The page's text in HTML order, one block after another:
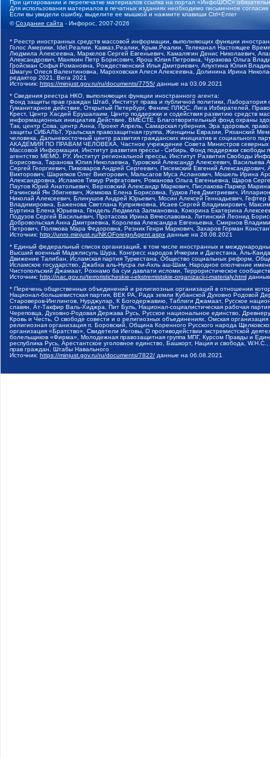
При цитировании и перепечатке материалов ссылка на портал «ИнфоШОС»
Для использования материалов в печатных изданиях необходимо письменное
Если вы увидели ошибку, выделите ее мышкой и нажмите клавиши Ctrl+Enter
©Создание сайта - Инфорос, 2007-2026
* Реестр иностранных средств массовой информации, выполняющих функции
Голос Америки, Idel.Реалии, Кавказ.Реалии, Крым.Реалии, Телеканал Настоящее
Людмила Алексеевна, Маркелов Сергей Евгеньевич, Камалягин Денис Николаевич,
Александрович, Маняхин Петр Борисович, Ярош Юлия Петровна, Чуракова Ольга
Гройсман Софья Романовна, Рождественский Илья Дмитриевич, Апухтина Юлия
Шмагун Олеся Валентиновна, Мароховская Алеся Алексеевна, Долинина Ирина
редактор 2021, Вега 2021
Источник: https://minjust.gov.ru/ru/documents/7755/ данные на 03.09.2021
* Сведения реестра НКО, выполняющих функции иностранного агента:
Фонд защиты прав граждан Штаб, Институт права и публичной политики,
Гуманитарное действие, Открытый Петербург, Феникс ПЛЮС, Лига Избирателей,
Крест, Центр Хасдей Ерушалаим, Центр поддержки и содействия развитию средств
информационных инициатив Действие, ВМЕСТЕ, Благотворительный фонд охраны
Так, центр Сова, центр Анна, Проект Апрель, Самарская губерния, Эра здоровья,
защиты СИБАЛЬТ, Уральская правозащитная группа, Женщины Евразии, Рязанский
человека, Дальневосточный центр развития гражданских инициатив и социального
АКАДЕМИЯ ПО ПРАВАМ ЧЕЛОВЕКА, Частное учреждение Совета Министров северных
Массовой Информации, Институт развития прессы - Сибирь, Фонд поддержки
агентство МЕМО. РУ, Институт региональной прессы, Институт Развития Свободы
Борисовна, Таранова Юлия Николаевна, Туровский Александр Алексеевич,
Сергей Георгиевич, Пивоваров Андрей Сергеевич, Писемский Евгений
Викторович, Шарипков Олег Викторович, Мальсагов Муса Асланович, Мошель Ирина
Александровна, Исламов Тимур Рифгатович, Романова Ольга Евгеньевна, Щаров
Паутов Юрий Анатольевич, Верховский Александр Маркович, Пислакова-Паркер
Рачинский Ян Збигневич, Жемкова Елена Борисовна, Гудков Лев Дмитриевич,
Николай Алексеевич, Блинушов Андрей Юрьевич, Мосин Алексей Геннадьевич,
Владимировна, Баженова Светлана Куприяновна, Исаев Сергей Владимирович,
Буртина Елена Юрьевна, Гендель Людмила Залмановна, Кокорина Екатерина
Подузов Сергей Васильевич, Протасова Ирина Вячеславовна, Литинский Леонид
Добровольская Анна Дмитриевна, Королева Александра Евгеньевна, Смирнов
Петрович, Полякова Мара Федоровна, Резник Генри Маркович, Захаров Герман
Источник: http://unro.minjust.ru/NKOForeignAgent.aspx данные на 28.08.2021
* Единый федеральный список организаций, в том числе иностранных и
Высший военный Маджлисуль Шура, Конгресс народов Ичкерии и Дагестана, Аль-
Движение Талибан, Исламская партия Туркестана, Общество социальных реформ,
Исламское государство, Джабха аль-Нусра ли-Ахль аш-Шам, Народное ополчение
Чистопольский Джамаат, Рохнамо ба суи давлати исломи, Террористическое
Источник: http://nac.gov.ru/terroristicheskie-i-ekstremistskie-organizacii-i-materialy.html
* Перечень общественных объединений и религиозных организаций в отношении
Национал-большевистская партия, ВЕК РА, Рада земли Кубанской Духовно Родовой
Староверов-Инглингов, Нурджулар, К Богодержавию, Таблиги Джамаат, Русское
славян, Ат-Такфир Валь-Хиджра, Пит Буль, Национал-социалистическая рабочая
Череповца, Духовно-Родовая Держава Русь, Русское национальное единство,
Кровь и Честь, О свободе совести и о религиозных объединениях, Омская
религиозная организация п. Боровский, Община Коренного Русского народа
организация «Братство», Свидетели Иеговы, О противодействии экстремистской
болельщиков «Фирма», Молодежная правозащитная группа МПГ, Курсом Правды и
республика Русь, Арестантское уголовное единство, Башкорт, Нация и свобода,
прав граждан, Штабы Навального
Источник: https://minjust.gov.ru/ru/documents/7822/ данные на 06.08.2021